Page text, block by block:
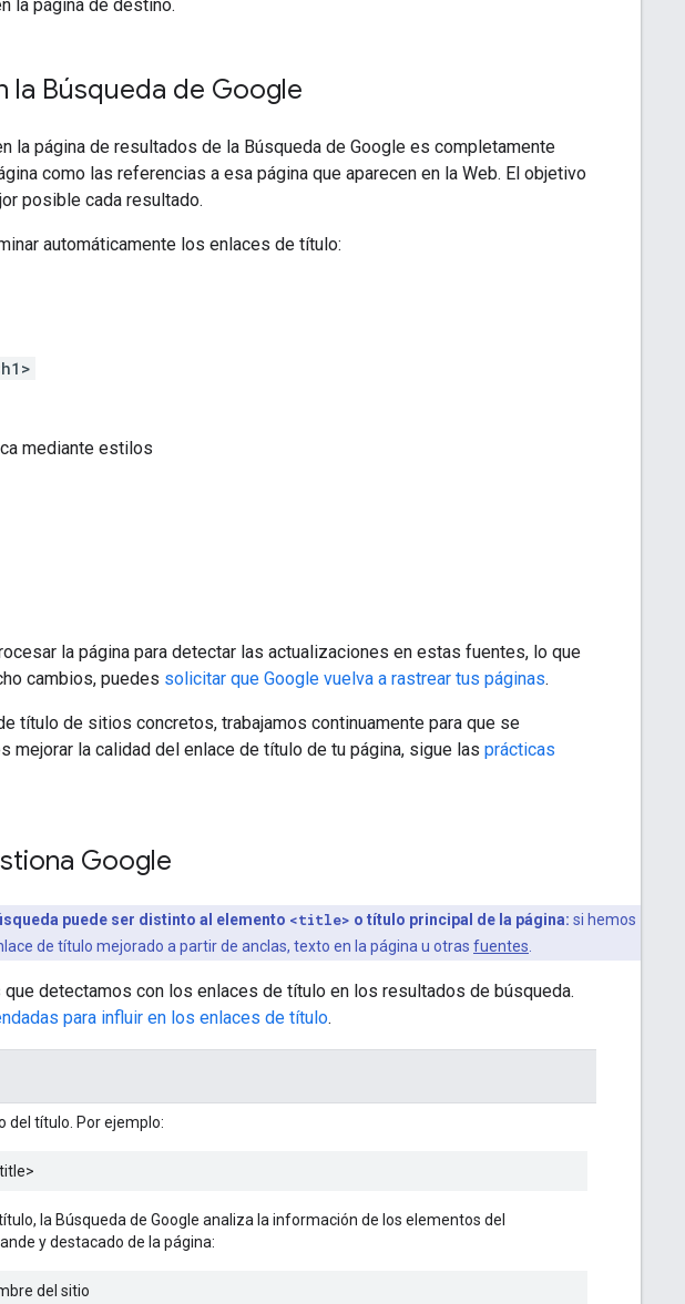
la página de destino.
la Búsqueda de Google
la página de resultados de la Búsqueda de Google es completamente
como las referencias a esa página que aparecen en la Web. El objetivo
posible cada resultado.
automáticamente los enlaces de título:
mediante estilos
la página para detectar las actualizaciones en estas fuentes, lo que
cambios, puedes solicitar que Google vuelva a rastrear tus páginas.
título de sitios concretos, trabajamos continuamente para que se
mejorar la calidad del enlace de título de tu página, sigue las prácticas
Google
puede ser distinto al elemento <title> o título principal de la página: si hemos
de título mejorado a partir de anclas, texto en la página u otras fuentes
que detectamos con los enlaces de título en los resultados de búsqueda.
para influir en los enlaces de título.
del título. Por ejemplo:
la Búsqueda de Google analiza la información de los elementos del
y destacado de la página:
del sitio